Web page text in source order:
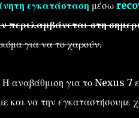
εγκατάσταση μέσω
περιλαμβάνεται στη
για να το χαρούν.
Η αναβάθμιση για το Nexus 7
και να την εγκαταστήσουμε